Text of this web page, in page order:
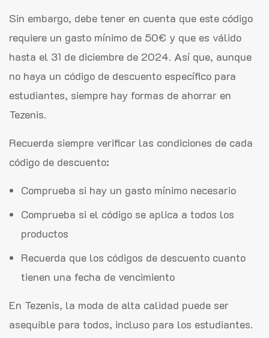
Sin embargo, debe tener en cuenta que este código
requiere un gasto mínimo de 50€ y que es válido
hasta el 31 de diciembre de 2024. Así que, aunque
no haya un código de descuento específico para
estudiantes, siempre hay formas de ahorrar en
Tezenis.
Recuerda siempre verificar las condiciones de cada
código de descuento:
Comprueba si hay un gasto mínimo necesario
Comprueba si el código se aplica a todos los
productos
Recuerda que los códigos de descuento cuanto
tienen una fecha de vencimiento
En Tezenis, la moda de alta calidad puede ser
asequible para todos, incluso para los estudiantes.